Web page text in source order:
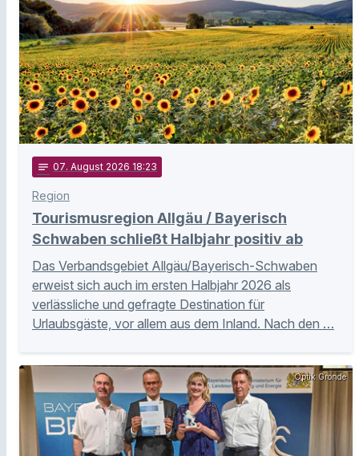
notes 07. August 2026 18:23
Region
Tourismusregion Allgäu / Bayerisch
Schwaben schließt Halbjahr positiv ab
Das Verbandsgebiet Allgäu/Bayerisch-Schwaben
erweist sich auch im ersten Halbjahr 2026 als
verlässliche und gefragte Destination für
Urlaubsgäste, vor allem aus dem Inland. Nach den …
Optik Gronde